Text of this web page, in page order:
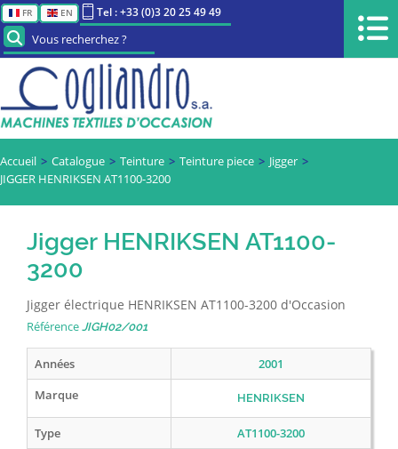
FR EN Tel : +33 (0)3 20 25 49 49
Vous recherchez ?
Accueil Catalogue Teinture Teinture piece
Jigger
JIGGER HENRIKSEN AT1100-3200
Jigger HENRIKSEN AT1100-
3200
Jigger électrique HENRIKSEN AT1100-3200 d'Occasion
Référence JIGH02/001
Années
2001
Marque
HENRIKSEN
Type
AT1100-3200